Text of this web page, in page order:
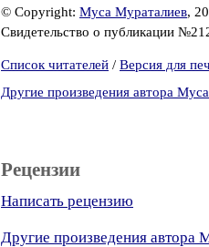
© Copyright: Муса Мураталиев,
Свидетельство о публикации
Список читателей / Версия для
Другие произведения автора
Рецензии
Написать рецензию
Другие произведения автора